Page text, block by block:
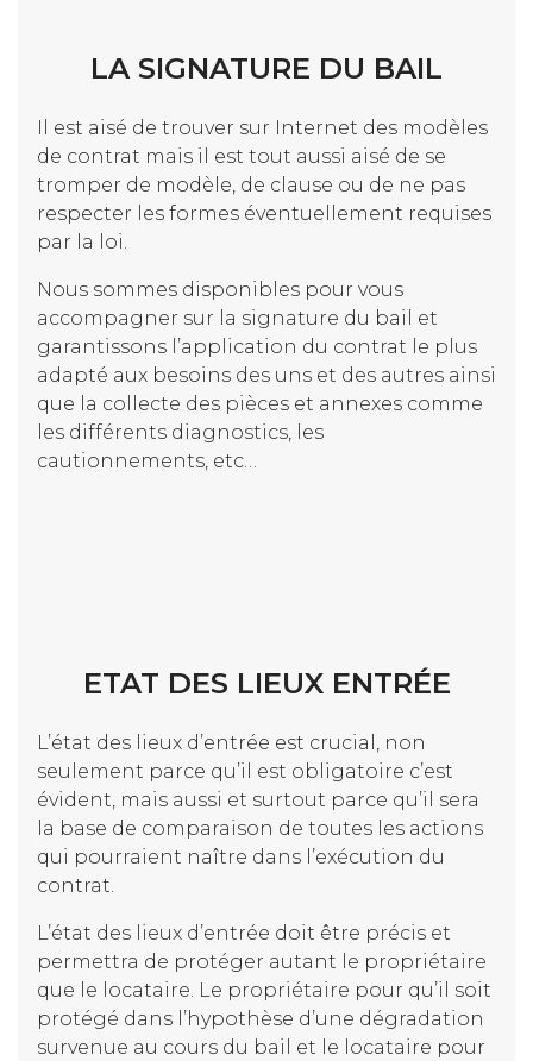
LA SIGNATURE DU BAIL
Il est aisé de trouver sur Internet des modèles
de contrat mais il est tout aussi aisé de se
tromper de modèle, de clause ou de ne pas
respecter les formes éventuellement requises
par la loi.
Nous sommes disponibles pour vous
accompagner sur la signature du bail et
garantissons l’application du contrat le plus
adapté aux besoins des uns et des autres ainsi
que la collecte des pièces et annexes comme
les différents diagnostics, les
cautionnements, etc…
ETAT DES LIEUX ENTRÉE
L’état des lieux d’entrée est crucial, non
seulement parce qu’il est obligatoire c’est
évident, mais aussi et surtout parce qu’il sera
la base de comparaison de toutes les actions
qui pourraient naître dans l’exécution du
contrat.
L’état des lieux d’entrée doit être précis et
permettra de protéger autant le propriétaire
que le locataire. Le propriétaire pour qu’il soit
protégé dans l’hypothèse d’une dégradation
survenue au cours du bail et le locataire pour